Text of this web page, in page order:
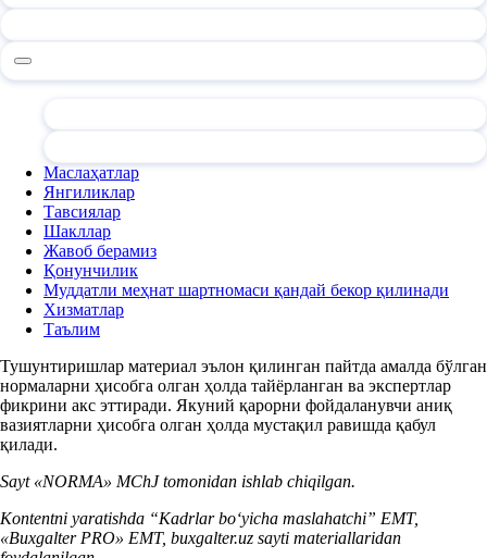
Маслаҳатлар
Янгиликлар
Тавсиялар
Шакллар
Жавоб берамиз
Қонунчилик
Муддатли меҳнат шартномаси қандай бекор қилинади
Хизматлар
Таълим
Тушунтиришлар материал эълон қилинган пайтда амалда бўлган
нормаларни ҳисобга олган ҳолда тайёрланган ва экспертлар
фикрини акс эттиради. Якуний қарорни фойдаланувчи аниқ
вазиятларни ҳисобга олган ҳолда мустақил равишда қабул
қилади.
Sayt «NORMA» MChJ tomonidan ishlab chiqilgan.
Kontentni yaratishda “Kadrlar boʻyicha maslahatchi” EMT,
«Buxgalter PRO» EMT, buxgalter.uz sayti materiallaridan